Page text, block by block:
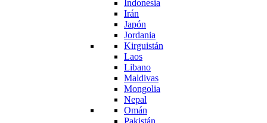
Indonesia
Irán
Japón
Jordania
Kirguistán
Laos
Libano
Maldivas
Mongolia
Nepal
Omán
Pakistán